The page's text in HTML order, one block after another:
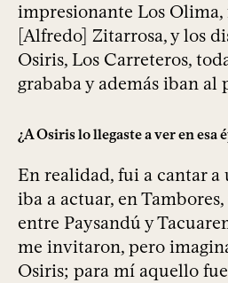
impresionante Los Olima,
[Alfredo] Zitarrosa, y los
Osiris, Los Carreteros,
grababa y además iban al
¿A Osiris lo llegaste a ver en esa
En realidad, fui a cantar a
iba a actuar, en
entre Paysandú y
me invitaron, pero
Osiris; para mí aquello